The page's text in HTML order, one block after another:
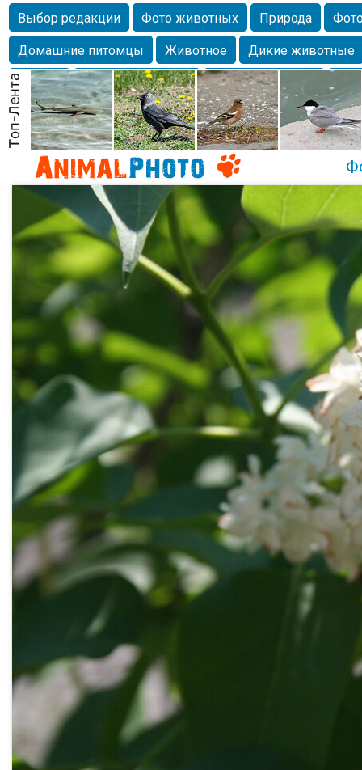
Выбор редакции Фото животных Природа
Домашние питомцы
Животное
Дикие животные
Собаки
Alexanderandronik Млекопитающие
Морда
Собачка Осень Портрет
Домашние
Насекомое
Коты Lebert Дикие птицы Утка